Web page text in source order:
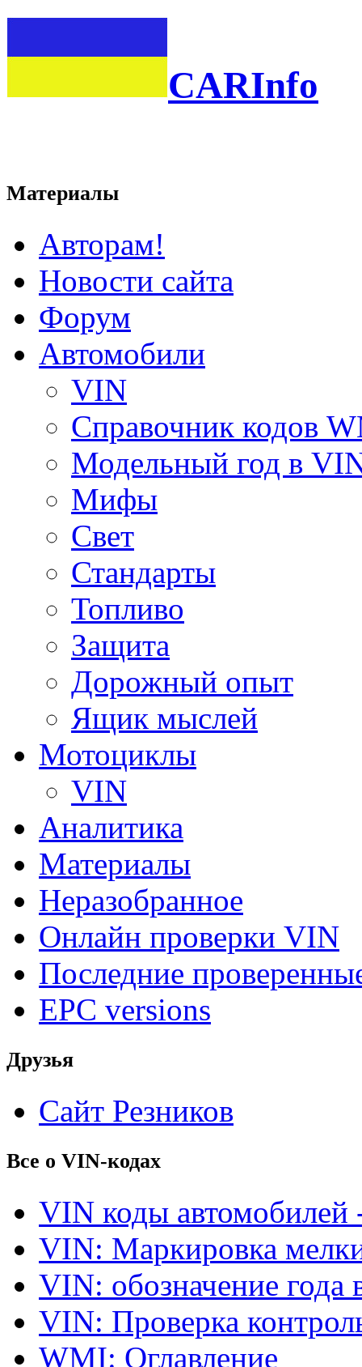
CARInfo
Материалы
Авторам!
Новости сайта
Форум
Автомобили
VIN
Справочник кодов
Модельный год в
Мифы
Свет
Стандарты
Топливо
Защита
Дорожный опыт
Ящик мыслей
Мотоциклы
VIN
Аналитика
Материалы
Неразобранное
Онлайн проверки VIN
Последние
EPC versions
Друзья
Сайт Резников
Все о VIN-кодах
VIN коды автомобилей
VIN: Маркировка
VIN: обозначение года
VIN: Проверка
WMI: Оглавление